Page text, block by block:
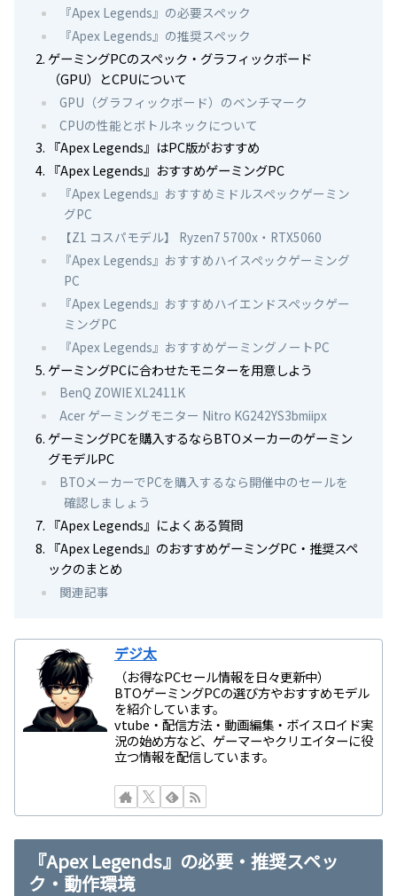
『Apex Legends』の必要スペック
『Apex Legends』の推奨スペック
ゲーミングPCのスペック・グラフィックボード
（GPU）とCPUについて
GPU（グラフィックボード）のベンチマーク
CPUの性能とボトルネックについて
『Apex Legends』はPC版がおすすめ
『Apex Legends』おすすめゲーミングPC
『Apex Legends』おすすめミドルスペックゲーミン
グPC
【Z1 コスパモデル】 Ryzen7 5700x・RTX5060
『Apex Legends』おすすめハイスペックゲーミング
PC
『Apex Legends』おすすめハイエンドスペックゲー
ミングPC
『Apex Legends』おすすめゲーミングノートPC
ゲーミングPCに合わせたモニターを用意しよう
BenQ ZOWIE XL2411K
Acer ゲーミングモニター Nitro KG242YS3bmiipx
ゲーミングPCを購入するならBTOメーカーのゲーミン
グモデルPC
BTOメーカーでPCを購入するなら開催中のセールを
確認しましょう
『Apex Legends』によくある質問
『Apex Legends』のおすすめゲーミングPC・推奨スペ
ックのまとめ
関連記事
デジ太
（お得なPCセール情報を日々更新中）
BTOゲーミングPCの選び方やおすすめモデル
を紹介しています。
vtube・配信方法・動画編集・ボイスロイド実
況の始め方など、ゲーマーやクリエイターに役
立つ情報を配信しています。
『Apex Legends』の必要・推奨スペッ
ク・動作環境